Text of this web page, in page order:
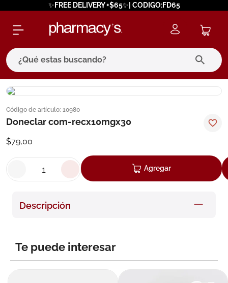
✨FREE DELIVERY +$65✨| CODIGO:FD65
¿Qué estas buscando?
Código de artículo: 10980
Doneclar com-recx10mgx30
$79,00
Agregar
Descripción
Te puede interesar
términos más buscados
1. eucerin
bioderma
5. cerave
6 degraler